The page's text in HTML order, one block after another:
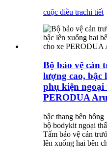
cuộc điều trachi tiết
Bộ bảo vệ cản
lượng cao, bậc
phụ kiện ngoại
PERODUA
bậc thang bên hông
bộ bodykit ngoại
Tấm bảo vệ cản
lên xuống hai bên